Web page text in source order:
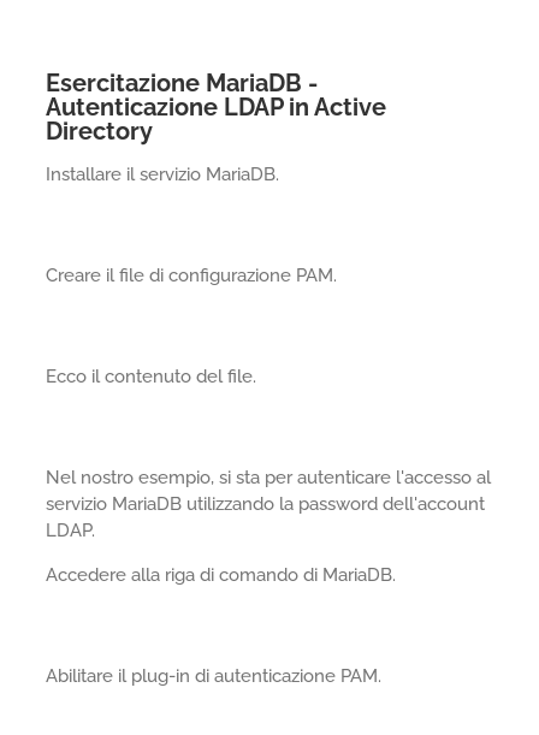
Esercitazione MariaDB -
Autenticazione LDAP in Active
Directory
Installare il servizio MariaDB.
Creare il file di configurazione PAM.
Ecco il contenuto del file.
Nel nostro esempio, si sta per autenticare l'accesso al
servizio MariaDB utilizzando la password dell'account
LDAP.
Accedere alla riga di comando di MariaDB.
Abilitare il plug-in di autenticazione PAM.